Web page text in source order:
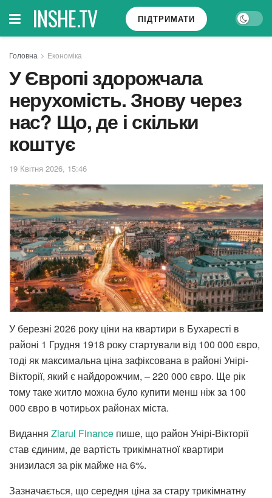
INSHE.TV ПІДТРИМАТИ
Головна Економіка
У Європі здорожчала
нерухомість. Знову через
нас? Що, де і скільки
коштує
19 Квітня 2026, 15:46
У березні 2026 року ціни на квартири в Бухаресті в
районі 1 Грудня 1918 року стартували від 100 000 євро,
тоді як максимальна ціна зафіксована в районі Унірі-
Вікторії, який є найдорожчим, – 220 000 євро. Ще рік
тому таке житло можна було купити менш ніж за 100
000 євро в чотирьох районах міста.
Видання Ziarul Finance пише, що район Унірі-Вікторії
став єдиним, де вартість трикімнатної квартири
знизилася за рік майже на 6%.
Зазначається, що середня ціна за стару трикімнатну